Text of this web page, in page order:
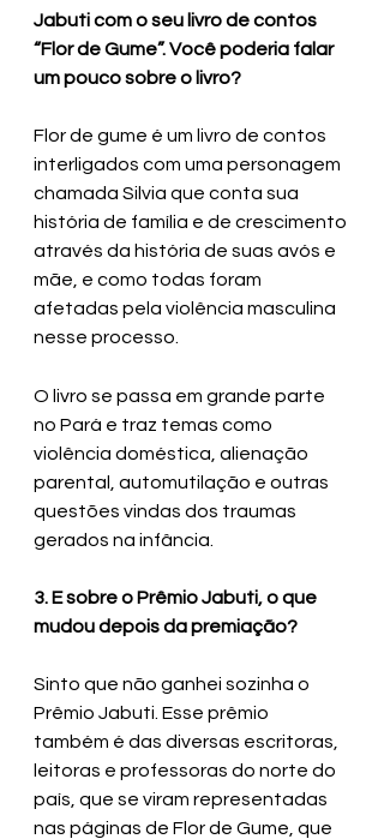
Jabuti com o seu livro de contos
“Flor de Gume”. Você poderia falar
um pouco sobre o livro?
Flor de gume é um livro de contos
interligados com uma personagem
chamada Silvia que conta sua
história de família e de crescimento
através da história de suas avós e
mãe, e como todas foram
afetadas pela violência masculina
nesse processo.
O livro se passa em grande parte
no Pará e traz temas como
violência doméstica, alienação
parental, automutilação e outras
questões vindas dos traumas
gerados na infância.
3. E sobre o Prêmio Jabuti, o que
mudou depois da premiação?
Sinto que não ganhei sozinha o
Prêmio Jabuti. Esse prêmio
também é das diversas escritoras,
leitoras e professoras do norte do
país, que se viram representadas
nas páginas de Flor de Gume, que